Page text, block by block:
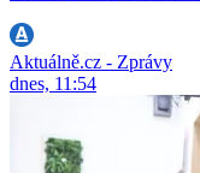
Aktuálně.cz - Zprávy
dnes, 11:54